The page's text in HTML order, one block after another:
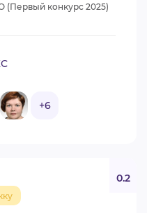
(Первый конкурс 2025)
+6
0.2